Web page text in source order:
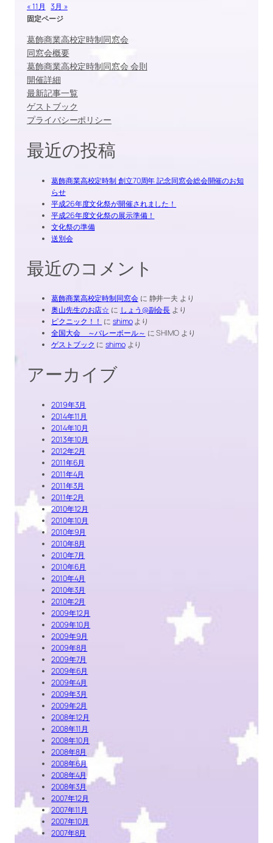
« 11月
3月 »
固定ページ
葛飾商業高校定時制同窓会
同窓会概要
葛飾商業高校定時制同窓会 会則
開催詳細
最新記事一覧
ゲストブック
プライバシーポリシー
最近の投稿
葛飾商業高校定時制 創立70周年 記念同窓会総会開催のお知
らせ
平成26年度文化祭が開催されました！
平成26年度文化祭の展示準備！
文化祭の準備
送別会
最近のコメント
葛飾商業高校定時制同窓会に 静井一夫 より
奥山先生のお店☆ に しょう@副会長 より
ピクニック！！ にshimoより
全国大会 ～バレーボール～ にSHIMOより
ゲストブック にshimoより
アーカイブ
2019年3月
2014年11月
2014年10月
2013年10月
2012年2月
2011年6月
2011年4月
2011年3月
2011年2月
2010年12月
2010年10月
2010年9月
2010年8月
2010年7月
2010年6月
2010年4月
2010年3月
2010年2月
2009年12月
2009年10月
2009年9月
2009年8月
2009年7月
2009年6月
2009年4月
2009年3月
2009年2月
2008年12月
2008年11月
2008年10月
2008年8月
2008年6月
2008年4月
2008年3月
2007年12月
2007年11月
2007年10月
2007年8月